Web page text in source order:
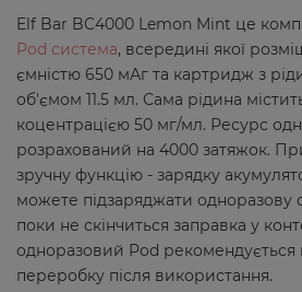
Elf Bar BC4000 Lemon Mint це
Pod система, всередині якої
ємністю 650 мАг та картридж з
об'ємом 11.5 мл. Сама рідина
коцентрацією 50 мг/мл. Ресурс
розрахований на 4000 затяжок.
зручну функцію - зарядку
можете підзаряджати одноразову
поки не скінчиться заправка у
одноразовий Pod рекомендується
переробку після використання.